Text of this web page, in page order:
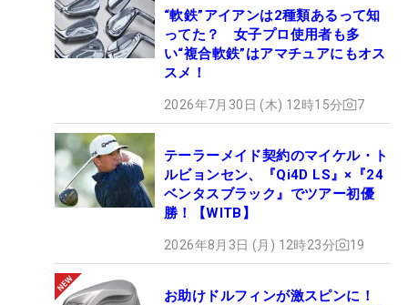
“軟鉄”アイアンは2種類あるって知
ってた？ 女子プロ使用者も多
い“複合軟鉄”はアマチュアにもオス
スメ！
2026年7月30日 (木) 12時15分 7
テーラーメイド契約のマイケル・ト
ルビョンセン、『Qi4D LS』×『24
ベンタスブラック』でツアー初優
勝！【WITB】
2026年8月3日 (月) 12時23分 19
お助けドルフィンが激スピンに！